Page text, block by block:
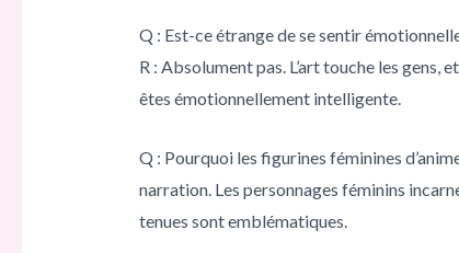
Q : Est-ce étrange de se sentir
R : Absolument pas. L’art touche les gens,
êtes émotionnellement intelligente.
Q : Pourquoi les figurines féminines
narration. Les personnages féminins
tenues sont emblématiques.